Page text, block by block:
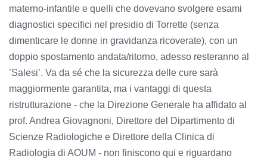
materno-infantile e quelli che dovevano svolgere esami
diagnostici specifici nel presidio di Torrette (senza
dimenticare le donne in gravidanza ricoverate), con un
doppio spostamento andata/ritorno, adesso resteranno al
’Salesi’. Va da sé che la sicurezza delle cure sarà
maggiormente garantita, ma i vantaggi di questa
ristrutturazione - che la Direzione Generale ha affidato al
prof. Andrea Giovagnoni, Direttore del Dipartimento di
Scienze Radiologiche e Direttore della Clinica di
Radiologia di AOUM - non finiscono qui e riguardano